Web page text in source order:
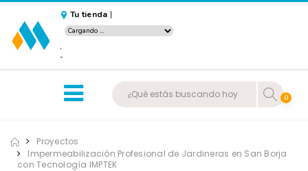
Tu tienda |
,
-
0
Proyectos
Impermeabilización Profesional de Jardineras en San Borja
con Tecnología IMPTEK